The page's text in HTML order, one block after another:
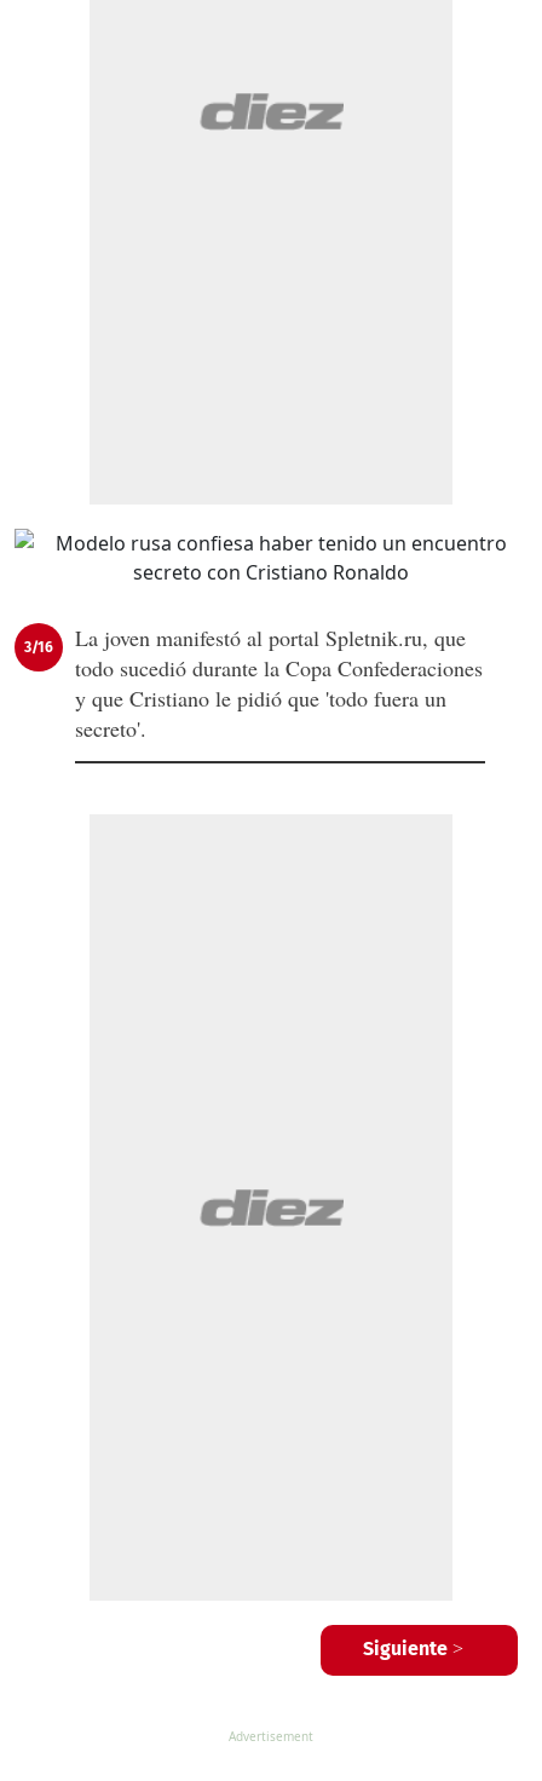
3/16
La joven manifestó al portal Spletnik.ru, que
todo sucedió durante la Copa Confederaciones
y que Cristiano le pidió que 'todo fuera un
secreto'.
Siguiente >